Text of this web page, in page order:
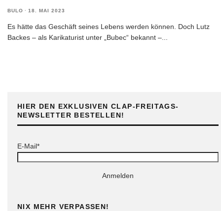
BULO · 18. MAI 2023
Es hätte das Geschäft seines Lebens werden können. Doch Lutz
Backes – als Karikaturist unter „Bubec“ bekannt –
HIER DEN EXKLUSIVEN CLAP-FREITAGS-
NEWSLETTER BESTELLEN!
E-Mail*
Anmelden
NIX MEHR VERPASSEN!